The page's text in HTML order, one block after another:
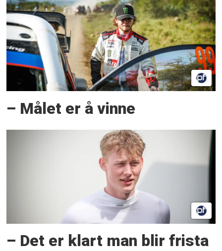
– Målet er å vinne
– Det er klart man blir frista